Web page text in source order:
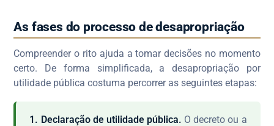
As fases do processo de desapropriação
Compreender o rito ajuda a tomar decisões no momento
certo. De forma simplificada, a desapropriação por
utilidade pública costuma percorrer as seguintes etapas:
1. Declaração de utilidade pública. O decreto ou a